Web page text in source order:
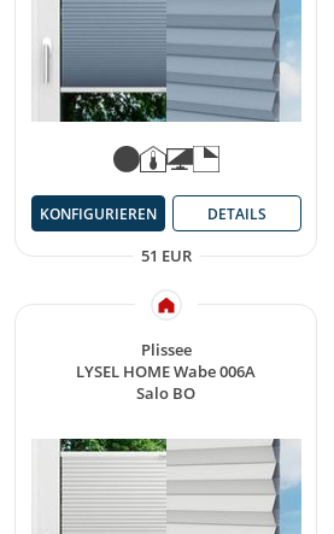
51 EUR
KONFIGURIEREN DETAILS
Plissee
LYSEL HOME Wabe 006A
Salo BO